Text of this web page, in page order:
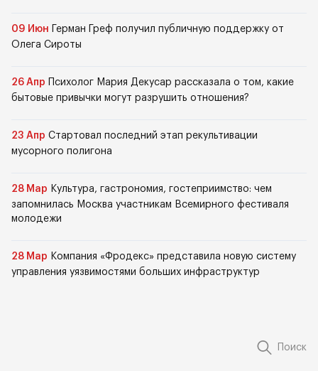
09 Июн
Герман Греф получил публичную поддержку от
Олега Сироты
26 Апр
Психолог Мария Декусар рассказала о том, какие
бытовые привычки могут разрушить отношения?
23 Апр Стартовал последний этап рекультивации
мусорного полигона
28 Мар Культура, гастрономия, гостеприимство: чем
запомнилась Москва участникам Всемирного фестиваля
молодежи
28 Мар Компания «Фродекс» представила новую систему
управления уязвимостями больших инфраструктур
Поиск